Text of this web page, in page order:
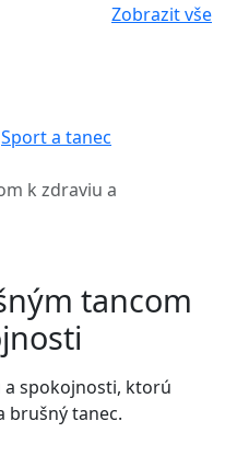
Zobrazit vše
Sport a tanec
k zdraviu a
tancom
a spokojnosti, ktorú
brušný tanec.